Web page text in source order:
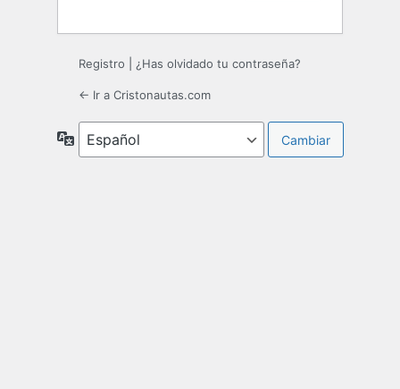
Registro ¿Has olvidado tu contraseña?
← Ir a Cristonautas.com
Idioma